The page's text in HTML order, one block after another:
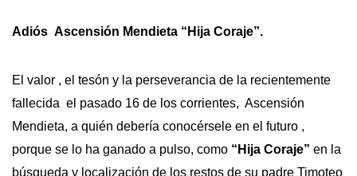
Adiós Ascensión Mendieta “Hija Coraje”.
El valor , el tesón y la perseverancia de la recientemente
fallecida el pasado 16 de los corrientes, Ascensión
Mendieta, a quién debería conocérsele en el futuro ,
porque se lo ha ganado a pulso, como “Hija Coraje” en la
búsqueda y localización de los restos de su padre Timoteo